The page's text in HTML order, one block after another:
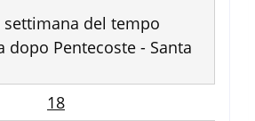
settimana del tempo
dopo Pentecoste - Santa
18